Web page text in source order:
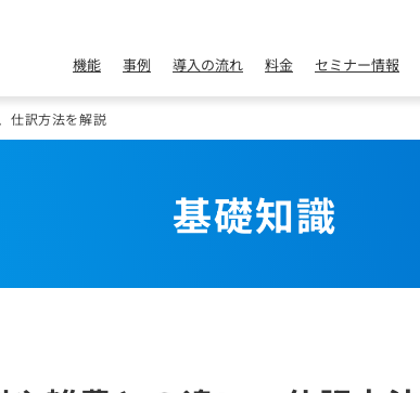
機能 事例 導入の流れ 料金 セミナー情報
仕訳方法を解説
基礎知識